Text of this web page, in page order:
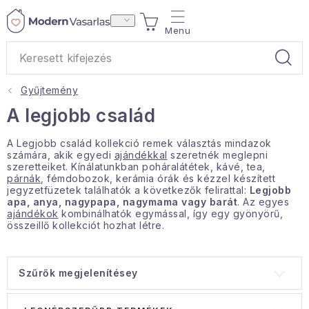
Ugrás
KOSÁR
Ajándékok
Otthoni illatok
Teák
Lakástextil
Hobbi és kert
Gyűjtemény
A legjobb család
A Legjobb család kollekció remek választás mindazok
számára, akik egyedi ajándékkal szeretnék meglepni
szeretteiket. Kínálatunkban poháralátétek, kávé, tea,
párnák , fémdobozok, kerámia órák és kézzel készített
jegyzetfüzetek találhatók a következők felirattal: Legjobb
apa, anya, nagypapa, nagymama vagy barát. Az egyes
ajándékok kombinálhatók egymással, így egy gyönyörű,
összeillő kollekciót hozhat létre.
Szűrők megjelenítésey